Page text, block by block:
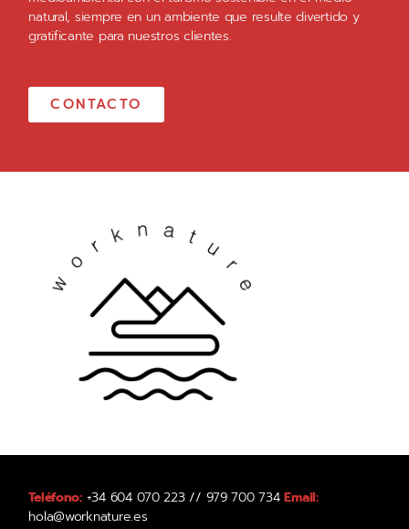
natural, siempre en un ambiente que resulte divertido y
gratificante para nuestros clientes.
CONTACTO
Teléfono: +34 604 070 223 // 979 700 734Email:
hola@worknature.es